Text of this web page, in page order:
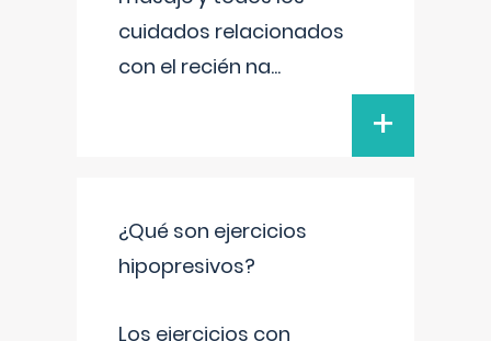
cuidados relacionados
con el recién na...
+
¿Qué son ejercicios
hipopresivos?
Los ejercicios con